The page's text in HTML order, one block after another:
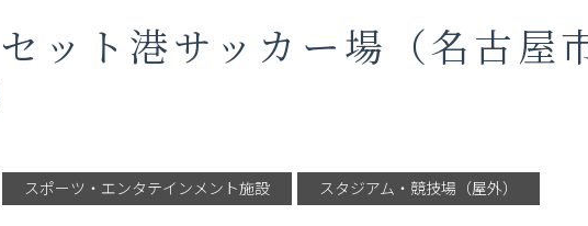
ット港サッカー場（名古屋
スポーツ・エンタテインメント施設 スタジアム・競技場（屋外）